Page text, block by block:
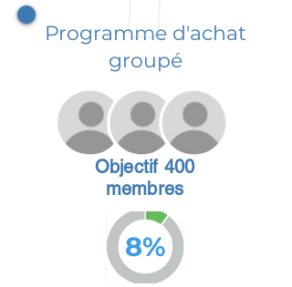
Programme d'achat
groupé
Objectif 400
membres
8%